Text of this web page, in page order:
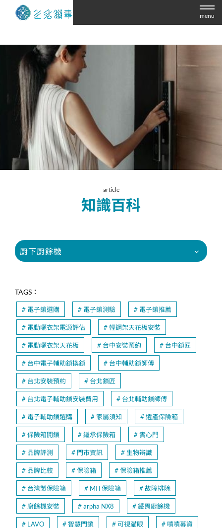
menu
article
知識百科
厨下厨餘機
TAGS：
電子鎖選購 電子鎖測驗 電子鎖推薦
電動曬衣架電源評估 輕鋼架天花板安裝
電動曬衣架天花板 台中安裝預約 台中鎖匠
台中電子輔助鎖換鎖 台中輔助鎖師傅
台北安裝預約 台北鎖匠
台北電子輔助鎖安裝費用 台北輔助鎖師傅
電子輔助鎖選購 家屬須知 遺產保險箱
保險箱開鎖 繼承保險箱 實心門
品牌評測 門市資訊 生物辨識
品牌比較 保險箱 保險箱推薦
台灣製保險箱 MIT保險箱 故障排除
廚餘機安裝 arpha NX8 鐵胃廚餘機
LAVO 智慧門鎖 可視貓眼 嘖嘖募資